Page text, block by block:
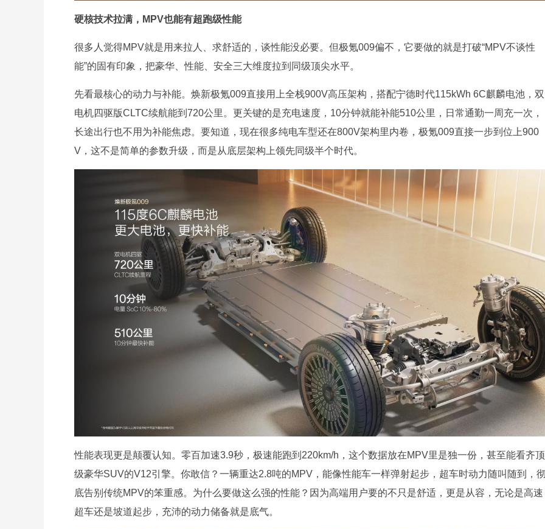
硬核技术拉满，MPV也能有超跑级性能
很多人觉得MPV就是用来拉人、求舒适的，谈性能没必要。但极氪009偏不，它要做的就是打破“MPV不谈性
能”的固有印象，把豪华、性能、安全三大维度拉到同级顶尖水平。
先看最核心的动力与补能。焕新极氪009直接用上全栈900V高压架构，搭配宁德时代115kWh 6C麒麟电池，双
电机四驱版CLTC续航能到720公里。更关键的是充电速度，10分钟就能补能510公里，日常通勤一周充一次，
长途出行也不用为补能焦虑。要知道，现在很多纯电车型还在800V架构里内卷，极氪009直接一步到位上900
V，这不是简单的参数升级，而是从底层架构上领先同级半个时代。
性能表现更是颠覆认知。零百加速3.9秒，极速能跑到220km/h，这个数据放在MPV里是独一份，甚至能看齐顶
级豪华SUV的V12引擎。你敢信？一辆重达2.8吨的MPV，能像性能车一样弹射起步，超车时动力随叫随到，
底告别传统MPV的笨重感。为什么要做这么强的性能？因为高端用户要的不只是舒适，更是从容，无论是高速
超车还是坡道起步，充沛的动力储备就是底气。